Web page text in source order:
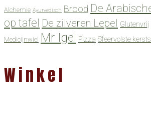
Alchemie Ayurvedisch Brood De
op tafel De zilveren Lepel Glutenvrij
Medicijnwiel Mr Igel Pizza Sfeervolste
Winkel